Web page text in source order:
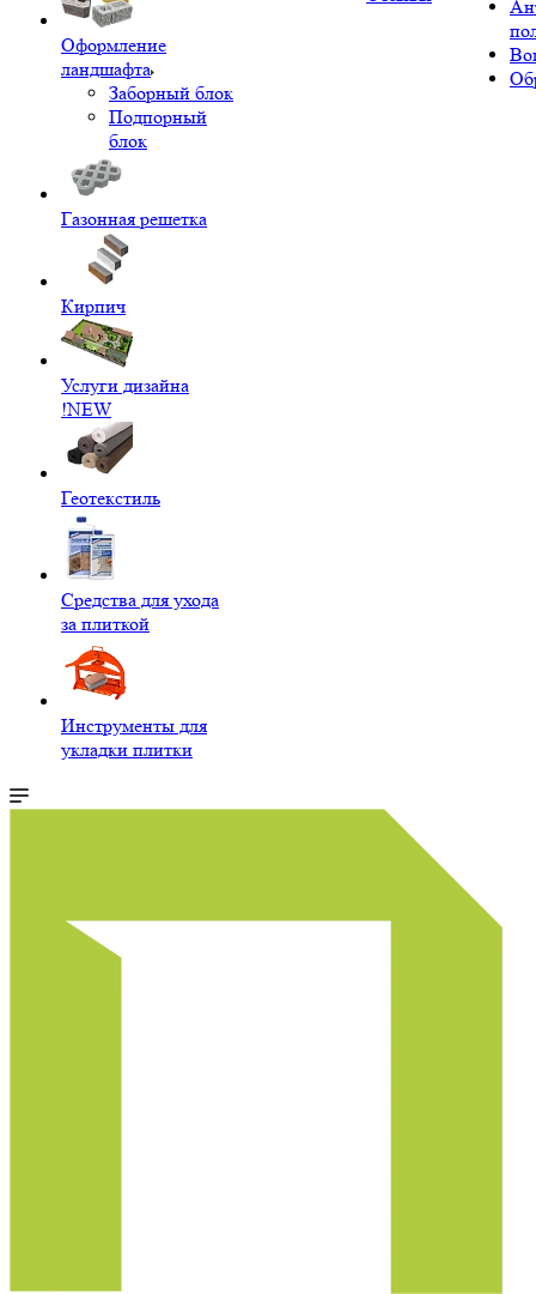
Оформление
ландшафта
Заборный блок
Подпорный
блок
Газонная решетка
Кирпич
Услуги дизайна
!NEW
Геотекстиль
Средства для ухода
за плиткой
Инструменты для
укладки плитки